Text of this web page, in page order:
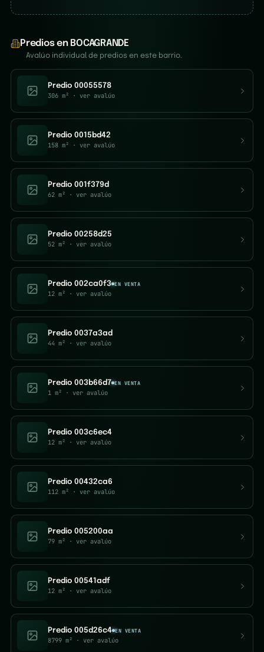
Predios en BOCAGRANDE
Avalúo individual de predios en este barrio.
Predio 00055578
306 m² · ver avalúo
Predio 0015bd42
158 m² · ver avalúo
Predio 001f379d
62 m² · ver avalúo
Predio 00258d25
52 m² · ver avalúo
Predio 002ca0f3 EN VENTA
12 m² · ver avalúo
Predio 0037a3ad
44 m² · ver avalúo
Predio 003b66d7 EN VENTA
1 m² · ver avalúo
Predio 003c6ec4
12 m² · ver avalúo
Predio 00432ca6
112 m² · ver avalúo
Predio 005200aa
79 m² · ver avalúo
Predio 00541adf
12 m² · ver avalúo
Predio 005d26c4 EN VENTA
8799 m² · ver avalúo